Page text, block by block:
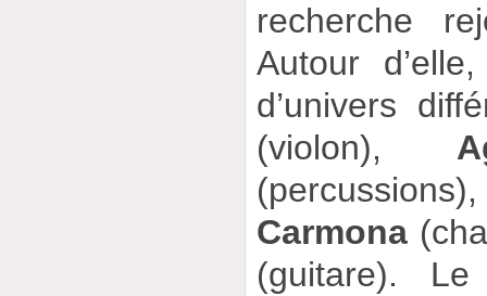
recherche
Autour
d’univers
(violon),
Carmona
(guitare). Le